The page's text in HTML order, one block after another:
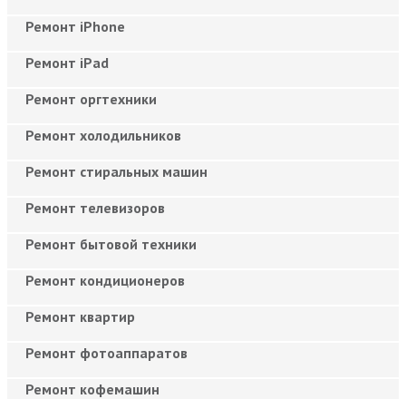
Ремонт iPhone
Ремонт iPad
Ремонт оргтехники
Ремонт холодильников
Ремонт стиральных машин
Ремонт телевизоров
Ремонт бытовой техники
Ремонт кондиционеров
Ремонт квартир
Ремонт фотоаппаратов
Ремонт кофемашин